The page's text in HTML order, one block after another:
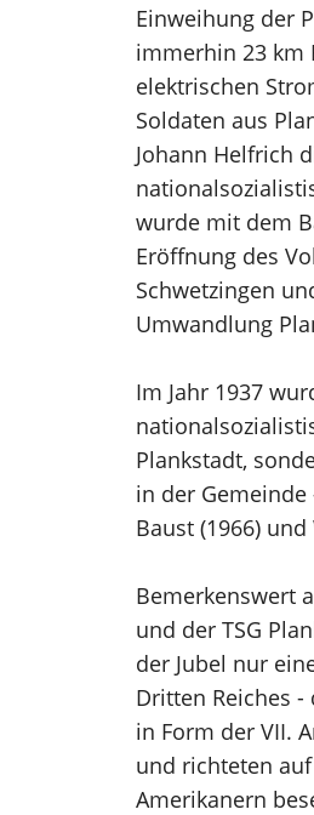
Einweihung der
immerhin 23 km
elektrischen
Soldaten aus
Johann Helfrich
wurde mit dem
Eröffnung des
Schwetzingen
Umwandlung
Im Jahr 1937
Plankstadt,
in der Gemeinde
Baust (1966)
Bemerkenswert
und der TSG
der Jubel nur
Dritten Reiches
in Form der VII.
und richteten
Amerikanern